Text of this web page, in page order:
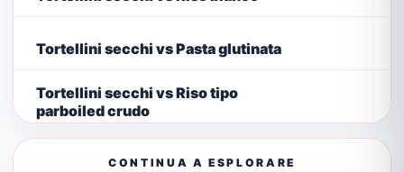
Tortellini secchi vs Pasta glutinata
Tortellini secchi vs Riso tipo
parboiled crudo
CONTINUA A ESPLORARE